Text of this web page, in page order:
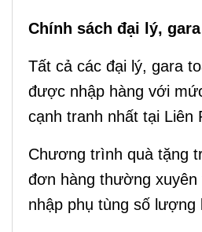
Chính sách đại lý,
Tất cả các đại lý, gara
được nhập hàng với
cạnh tranh nhất tại Liên
Chương trình quà tặng
đơn hàng thường xuyên
nhập phụ tùng số lượng